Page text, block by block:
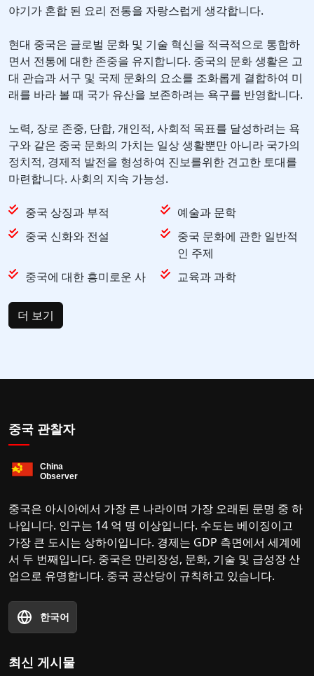
야기가 혼합 된 요리 전통을 자랑스럽게 생각합니다.
현대 중국은 글로벌 문화 및 기술 혁신을 적극적으로 통합하
면서 전통에 대한 존중을 유지합니다. 중국의 문화 생활은 고
대 관습과 서구 및 국제 문화의 요소를 조화롭게 결합하여 미
래를 바라 볼 때 국가 유산을 보존하려는 욕구를 반영합니다.
노력, 장로 존중, 단합, 개인적, 사회적 목표를 달성하려는 욕
구와 같은 중국 문화의 가치는 일상 생활뿐만 아니라 국가의
정치적, 경제적 발전을 형성하여 진보를위한 견고한 토대를
마련합니다. 사회의 지속 가능성.
중국 상징과 부적
예술과 문학
중국 신화와 전설
중국 문화에 관한 일반적
인 주제
중국에 대한 흥미로운 사
교육과 과학
더 보기
중국 관찰자
중국은 아시아에서 가장 큰 나라이며 가장 오래된 문명 중 하
나입니다. 인구는 14 억 명 이상입니다. 수도는 베이징이고
가장 큰 도시는 상하이입니다. 경제는 GDP 측면에서 세계에
서 두 번째입니다. 중국은 만리장성, 문화, 기술 및 급성장 산
업으로 유명합니다. 중국 공산당이 규칙하고 있습니다.
한국어
최신 게시물